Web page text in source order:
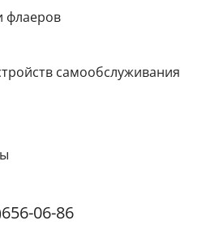
флаеров
самообслуживания
06-86